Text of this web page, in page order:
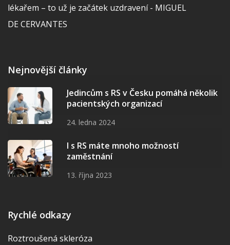
lékařem – to už je začátek uzdravení - MIGUEL
DE CERVANTES
Nejnovější články
Jedincům s RS v Česku pomáhá několik
pacientských organizací
24. ledna 2024
I s RS máte mnoho možností
zaměstnání
13. října 2023
Rychlé odkazy
Roztroušená skleróza